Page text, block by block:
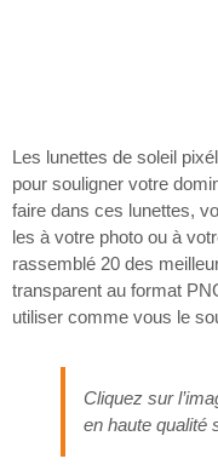
Les lunettes de soleil
pour souligner votre
faire dans ces lunettes,
les à votre photo ou à
rassemblé 20 des
transparent au format
utiliser comme vous le
Cliquez sur
en haute qualité